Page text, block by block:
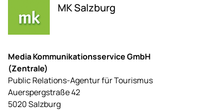
MK Salzburg
Media Kommunikationsservice GmbH
(Zentrale)
Public Relations-Agentur für Tourismus
Auerspergstraße 42
5020 Salzburg